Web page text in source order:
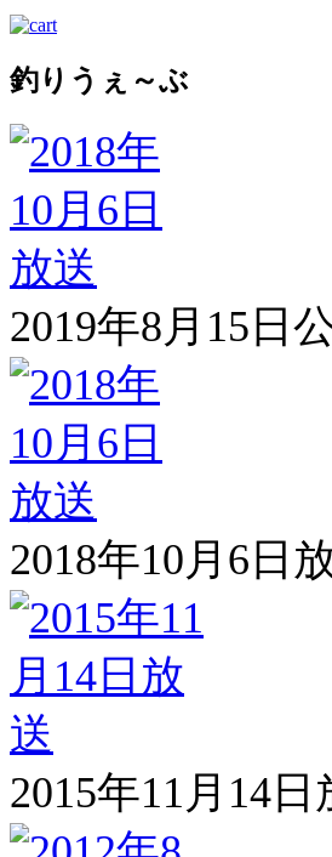
釣りうぇ～ぶ
2019年8月15日
2018年10月6日
2015年11月14日